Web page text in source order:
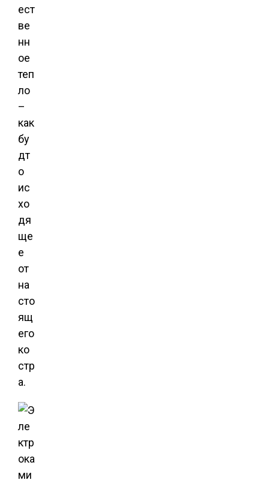
ест
ве
нн
ое
теп
ло
–
как
бу
дт
о
ис
хо
дя
ще
е
от
на
сто
ящ
его
ко
стр
а.